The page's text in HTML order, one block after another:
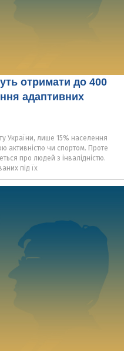
отримати до 400
адаптивних
України, лише 15% населення
активністю чи спортом. Проте
про людей з інвалідністю.
під їх